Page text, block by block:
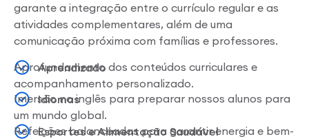
garante a integração entre o currículo regular e as
atividades complementares, além de uma
comunicação próxima com famílias e professores.
Aprendizado
Aprofundamento dos conteúdos curriculares e
acompanhamento personalizado.
Idiomas
Imersão no inglês para preparar nossos alunos para
um mundo global.
Esportes e Alimentação Saudável
Refeições balanceadas para garantir energia e bem-